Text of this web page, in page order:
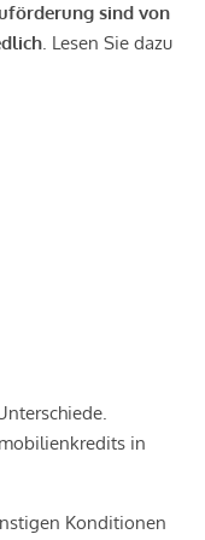
sind von
. Lesen Sie dazu
in
Konditionen